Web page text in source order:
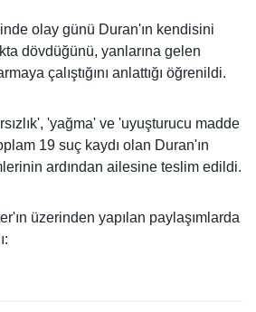
olay günü Duran'ın kendisini
dövdüğünü, yanlarına gelen
çalıştığını anlattığı öğrenildi.
'yağma' ve 'uyuşturucu madde
19 suç kaydı olan Duran'ın
ardından ailesine teslim edildi.
üzerinden yapılan paylaşımlarda